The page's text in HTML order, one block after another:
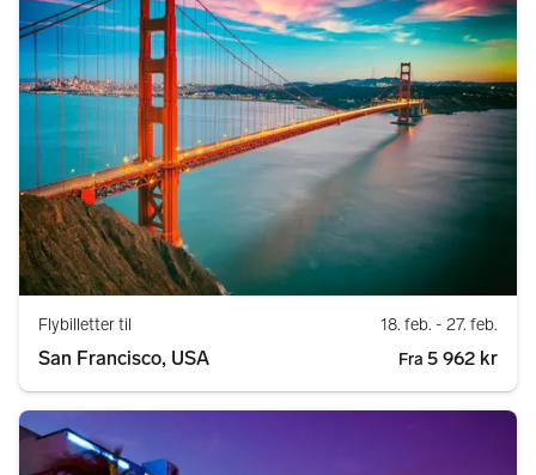
Flybilletter til 18. feb. - 27. feb.
San Francisco, USA Fra 5 962 kr